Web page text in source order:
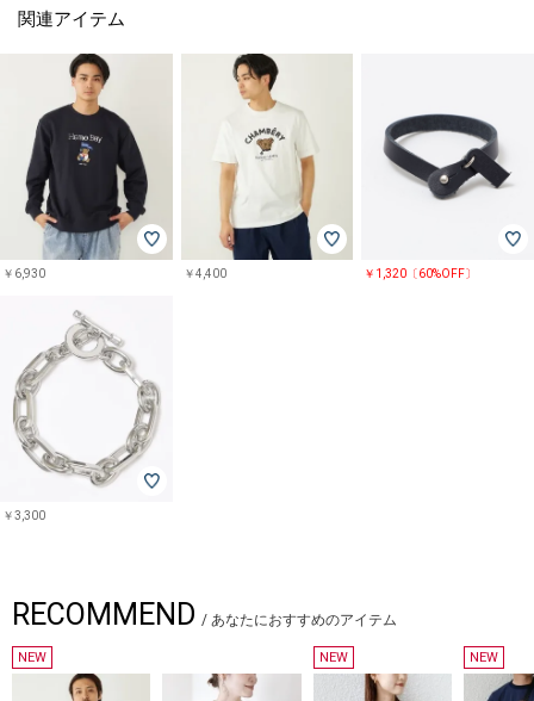
関連アイテム
￥6,930 ￥4,400 ￥1,320〔60%OFF〕
￥3,300
RECOMMEND / あなたにおすすめのアイテム
NEW NEW NEW